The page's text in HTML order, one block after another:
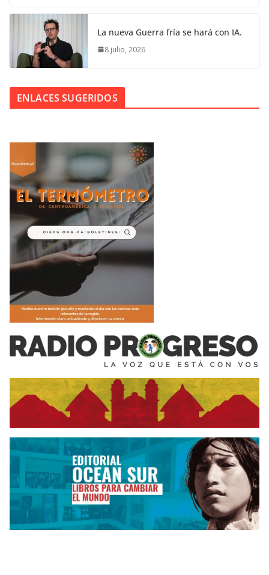
La nueva Guerra fría se hará con IA.
8 julio, 2026
ENLACES SUGERIDOS